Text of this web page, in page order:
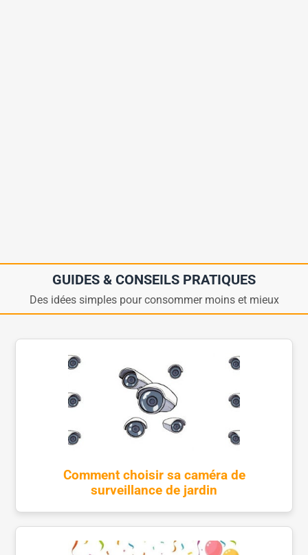
GUIDES & CONSEILS PRATIQUES
Des idées simples pour consommer moins et mieux
Comment choisir sa caméra de
surveillance de jardin